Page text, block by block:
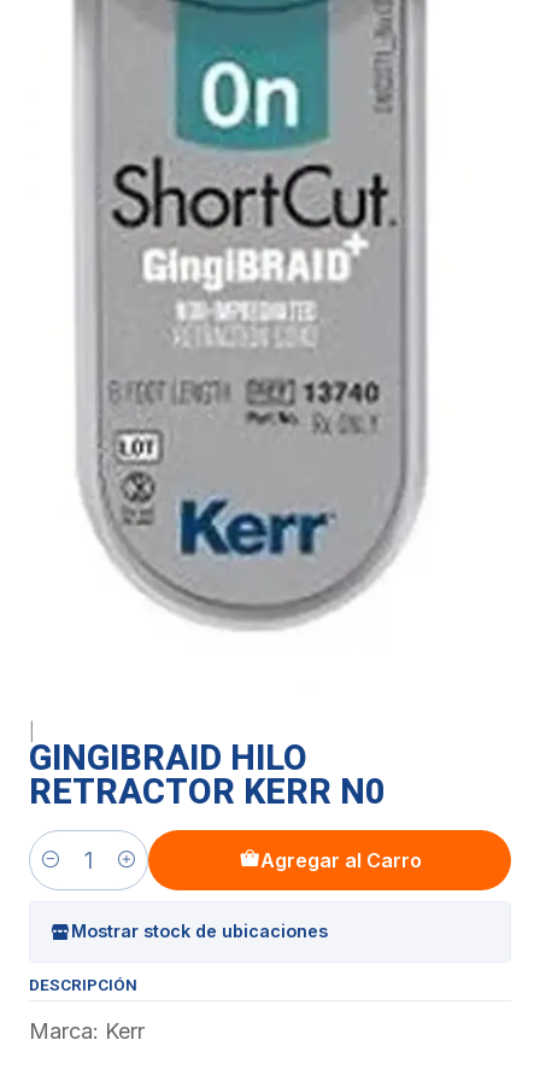
GINGIBRAID HILO
RETRACTOR KERR N0
Cantidad
Agregar al Carro
Mostrar stock de ubicaciones
DESCRIPCIÓN
Marca: Kerr